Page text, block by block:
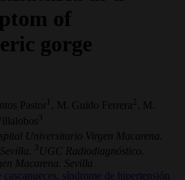
of
gorge
Pastor 1 , M. Guido Ferrera
, M.
3
Universitario Virgen Macarena.
3 UGC Radiodiagnóstico.
Macarena. Sevilla
síndrome de hipertensión